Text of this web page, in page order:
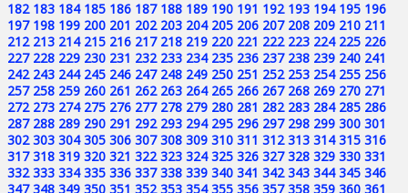
182 183 184 185 186 187 188 189 190 191 192 193 194 195 196
197 198 199 200 201 202 203 204 205 206 207 208 209 210 211
212 213 214 215 216 217 218 219 220 221 222 223 224 225 226
227 228 229 230 231 232 233 234 235 236 237 238 239 240 241
242 243 244 245 246 247 248 249 250 251 252 253 254 255 256
257 258 259 260 261 262 263 264 265 266 267 268 269 270 271
272 273 274 275 276 277 278 279 280 281 282 283 284 285 286
287 288 289 290 291 292 293 294 295 296 297 298 299 300 301
302 303 304 305 306 307 308 309 310 311 312 313 314 315 316
317 318 319 320 321 322 323 324 325 326 327 328 329 330 331
332 333 334 335 336 337 338 339 340 341 342 343 344 345 346
347 348 349 350 351 352 353 354 355 356 357 358 359 360 361